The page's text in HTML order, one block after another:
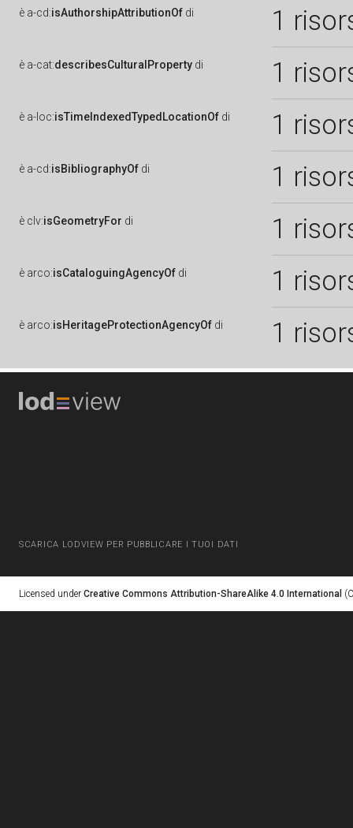
è a-cd:isAuthorshipAttributionOf di 1
è a-cat:describesCulturalProperty di 1
è a-loc:isTimeIndexedTypedLocationOf di 1
è a-cd:isBibliographyOf di 1
è clv:isGeometryFor di 1
è arco:isCataloguingAgencyOf di 1
è arco:isHeritageProtectionAgencyOf di 1
SCARICA LODVIEW PER PUBBLICARE I TUOI DATI
Licensed under Creative Commons Attribution-ShareAlike 4.0 International